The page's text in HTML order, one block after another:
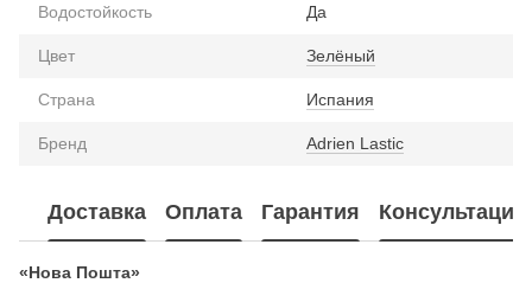
Водостойкость Да
Цвет Зелёный
Страна Испания
Бренд Adrien Lastic
Доставка Оплата Гарантия Консультация
«Нова Пошта»